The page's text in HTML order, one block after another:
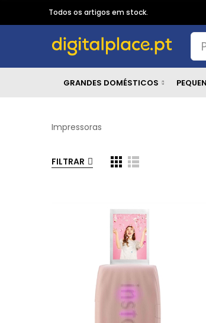
Todos os artigos em stock.
GRANDES DOMÉSTICOS
Impressoras
FILTRAR